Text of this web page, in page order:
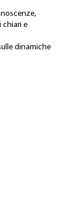
chiari e
dinamiche